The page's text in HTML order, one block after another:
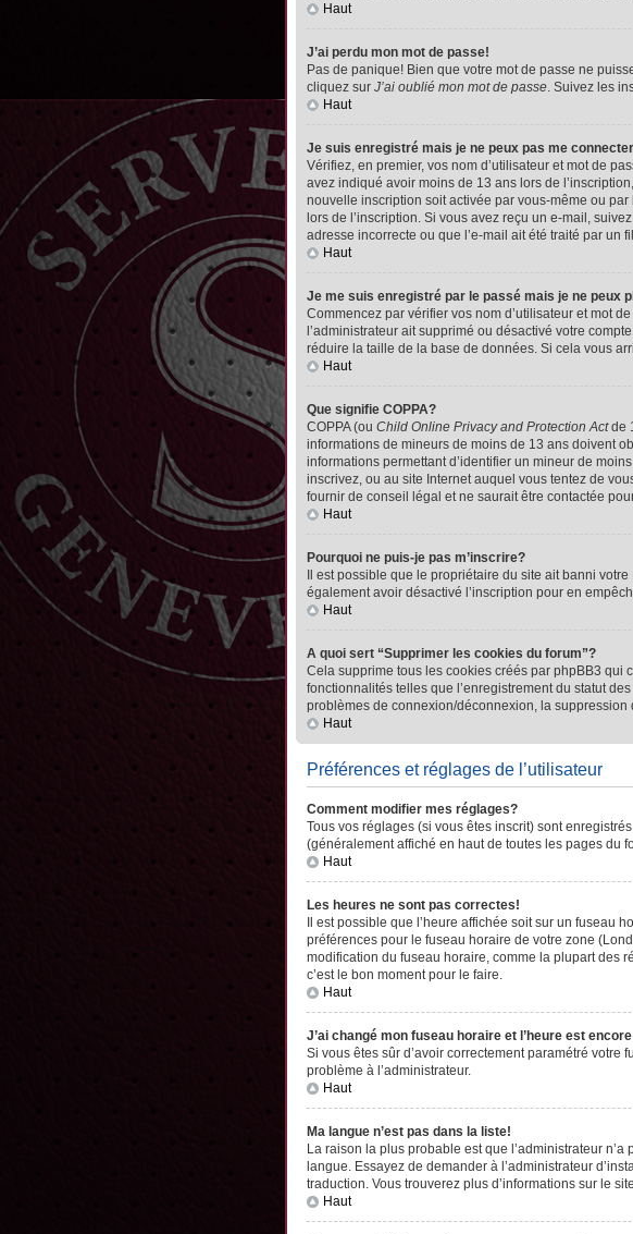
Haut
J’ai perdu mon mot de passe!
Pas de panique! Bien que votre mot de passe ne
cliquez sur J’ai oublié mon mot de passe. Suivez les
Haut
Je suis enregistré mais je ne peux pas me
Vérifiez, en premier, vos nom d’utilisateur et mot de
avez indiqué avoir moins de 13 ans lors de
nouvelle inscription soit activée par vous-même ou
lors de l’inscription. Si vous avez reçu un e-mail,
adresse incorrecte ou que l’e-mail ait été traité par un
Haut
Je me suis enregistré par le passé mais je ne peux
Commencez par vérifier vos nom d’utilisateur et mot
l’administrateur ait supprimé ou désactivé votre
réduire la taille de la base de données. Si cela vous
Haut
Que signifie COPPA?
COPPA (ou Child Online Privacy and Protection Actde
informations de mineurs de moins de 13 ans doivent
informations permettant d’identifier un mineur de
inscrivez, ou au site Internet auquel vous tentez de
fournir de conseil légal et ne saurait être contactée
Haut
Pourquoi ne puis-je pas m’inscrire?
Il est possible que le propriétaire du site ait banni
également avoir désactivé l’inscription pour en
Haut
A quoi sert “Supprimer les cookies du forum”?
Cela supprime tous les cookies créés par phpBB3 qui
fonctionnalités telles que l’enregistrement du statut
problèmes de connexion/déconnexion, la suppression
Haut
Préférences et réglages de l’utilisateur
Comment modifier mes réglages?
Tous vos réglages (si vous êtes inscrit) sont
(généralement affiché en haut de toutes les pages du
Haut
Les heures ne sont pas correctes!
Il est possible que l’heure affichée soit sur un fuseau
préférences pour le fuseau horaire de votre zone
modification du fuseau horaire, comme la plupart des
c’est le bon moment pour le faire.
Haut
J’ai changé mon fuseau horaire et l’heure est
Si vous êtes sûr d’avoir correctement paramétré votre
problème à l’administrateur.
Haut
Ma langue n’est pas dans la liste!
La raison la plus probable est que l’administrateur
langue. Essayez de demander à l’administrateur
traduction. Vous trouverez plus d’informations sur le
Haut